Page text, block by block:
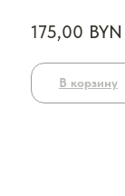
175,00 BYN
В корзину